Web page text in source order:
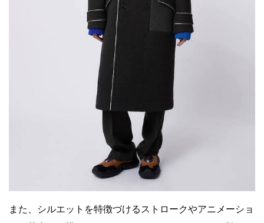
また、シルエットを特徴づけるストロークやアニメーショ